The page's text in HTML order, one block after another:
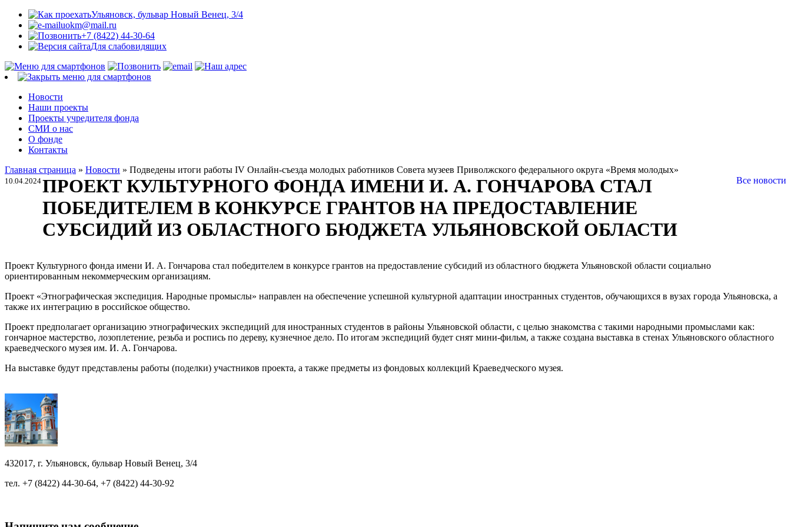
Ульяновск, бульвар Новый Венец, 3/4
uokm@mail.ru
+7 (8422) 44-30-64
Для слабовидящих
Новости
Наши проекты
Проекты учредителя фонда
СМИ о нас
О фонде
Контакты
Главная страница » Новости » Подведены итоги работы IV Онлайн-съезда молодых работников Совета музеев Приволжского федерального округа «Время молодых»
10.04.2024 Все новости
ПРОЕКТ КУЛЬТУРНОГО ФОНДА ИМЕНИ И. А. ГОНЧАРОВА СТАЛ
ПОБЕДИТЕЛЕМ В КОНКУРСЕ ГРАНТОВ НА ПРЕДОСТАВЛЕНИЕ
СУБСИДИЙ ИЗ ОБЛАСТНОГО БЮДЖЕТА УЛЬЯНОВСКОЙ ОБЛАСТИ
Проект Культурного фонда имени И. А. Гончарова стал победителем в конкурсе грантов на предоставление субсидий из областного бюджета Ульяновской области социально
ориентированным некоммерческим организациям.
Проект «Этнографическая экспедиция. Народные промыслы» направлен на обеспечение успешной культурной адаптации иностранных студентов, обучающихся в вузах города Ульяновска, а
также их интеграцию в российское общество.
Проект предполагает организацию этнографических экспедиций для иностранных студентов в районы Ульяновской области, с целью знакомства с такими народными промыслами как:
гончарное мастерство, лозоплетение, резьба и роспись по дереву, кузнечное дело. По итогам экспедиций будет снят мини-фильм, а также создана выставка в стенах Ульяновского областного
краеведческого музея им. И. А. Гончарова.
На выставке будут представлены работы (поделки) участников проекта, а также предметы из фондовых коллекций Краеведческого музея.
432017, г. Ульяновск, бульвар Новый Венец, 3/4
тел. +7 (8422) 44-30-64, +7 (8422) 44-30-92